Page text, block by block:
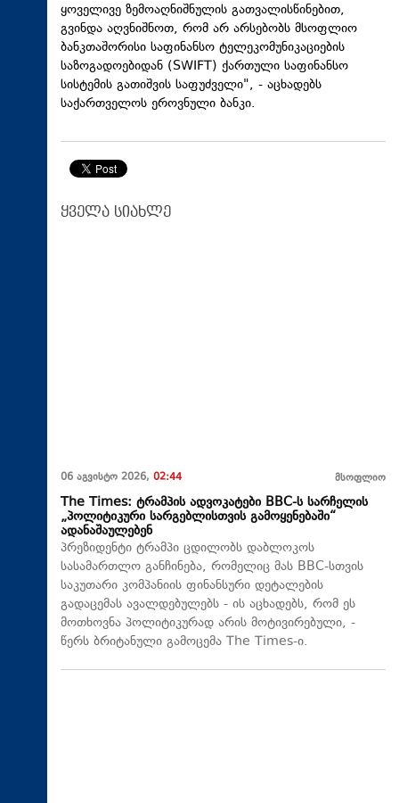
ყოველივე ზემოაღნიშნულის გათვალისწინებით,
გვინდა აღვნიშნოთ, რომ არ არსებობს მსოფლიო
ბანკთაშორისი საფინანსო ტელეკომუნიკაციების
საზოგადოებიდან (SWIFT) ქართული საფინანსო
სისტემის გათიშვის საფუძველი", - აცხადებს
საქართველოს ეროვნული ბანკი.
ყველა სიახლე
06 აგვისტო 2026, 02:44 მსოფლიო
The Times: ტრამპის ადვოკატები BBC-ს სარჩელის
„პოლიტიკური სარგებლისთვის გამოყენებაში“
ადანაშაულებენ
პრეზიდენტი ტრამპი ცდილობს დაბლოკოს
სასამართლო განჩინება, რომელიც მას BBC-სთვის
საკუთარი კომპანიის ფინანსური დეტალების
გადაცემას ავალდებულებს - ის აცხადებს, რომ ეს
მოთხოვნა პოლიტიკურად არის მოტივირებული, -
წერს ბრიტანული გამოცემა The Times-ი.